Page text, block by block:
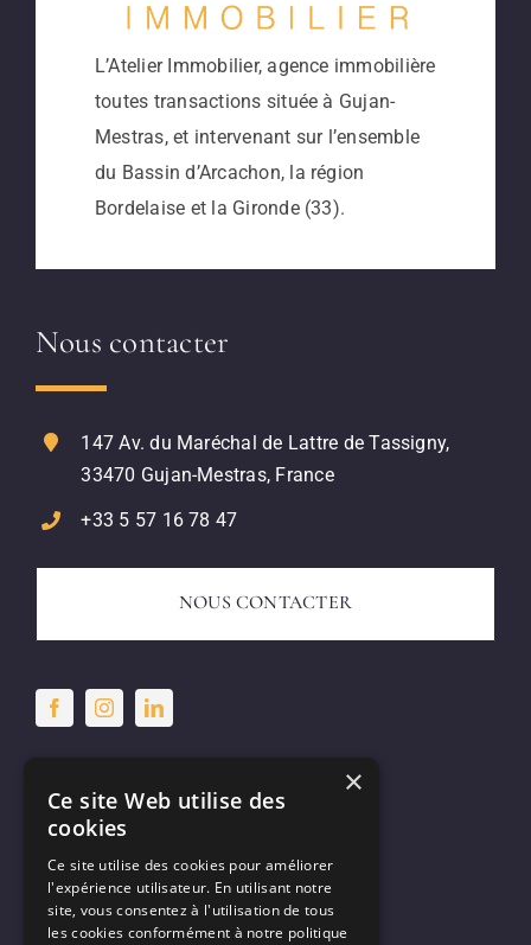
L’Atelier Immobilier, agence immobilière
toutes transactions située à Gujan-
Mestras, et intervenant sur l’ensemble
du Bassin d’Arcachon, la région
Bordelaise et la Gironde (33).
Nous contacter
147 Av. du Maréchal de Lattre de Tassigny,
33470 Gujan-Mestras, France
+33 5 57 16 78 47
NOUS CONTACTER
Nous rejoindre
×
Ce site Web utilise des
cookies
Ce site utilise des cookies pour améliorer
l'expérience utilisateur. En utilisant notre
site, vous consentez à l'utilisation de tous
les cookies conformément à notre politique